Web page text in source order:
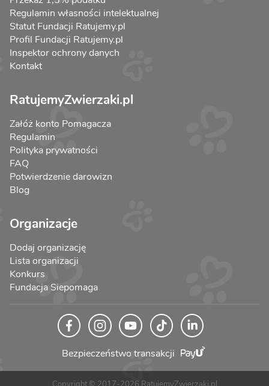
Regulamin własności intelektualnej
Statut Fundacji Ratujemy.pl
Profil Fundacji Ratujemy.pl
Inspektor ochrony danych
Kontakt
RatujemyZwierzaki.pl
Załóż konto Pomagacza
Regulamin
Polityka prywatności
FAQ
Potwierdzenie darowizn
Blog
Organizacje
Dodaj organizację
Lista organizacji
Konkurs
Fundacja Siepomaga
Bezpieczeństwo transakcji